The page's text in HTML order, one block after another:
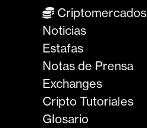
Criptomercados
Noticias
Estafas
Notas de Prensa
Exchanges
Cripto Tutoriales
Glosario